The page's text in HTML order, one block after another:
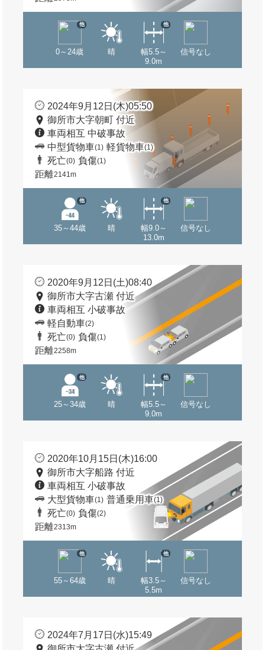
0～24歳
他
晴
幅5.5～
9.0m
他
信号なし
2024年9月12日(木)05:50
御所市大字朝町 付近
車両相互 中破事故
中型貨物車(1) 軽貨物車(1)
死亡(0) 負傷(1)
距離2141m
35～44歳
他
晴
幅9.0～
13.0m
他
信号なし
2020年9月12日(土)08:40
御所市大字古瀬 付近
車両相互 小破事故
軽自動車(2)
死亡(0) 負傷(1)
距離2258m
25～34歳
他
晴
幅5.5～
9.0m
他
信号なし
2020年10月15日(木)16:00
御所市大字船路 付近
車両相互 小破事故
大型貨物車(1) 普通乗用車(1)
死亡(0) 負傷(2)
距離2313m
55～64歳
他
晴
幅3.5～
5.5m
他
信号なし
2024年7月17日(水)15:49